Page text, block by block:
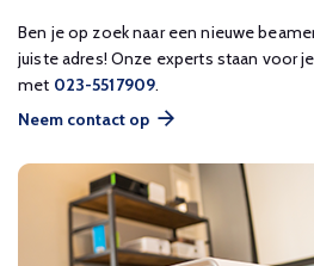
Ben je op zoek naar een nieuwe
juiste adres! Onze experts staan voor
met 023-5517909.
Neem contact op